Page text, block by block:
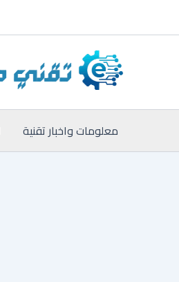
معلومات واخبار تقنية